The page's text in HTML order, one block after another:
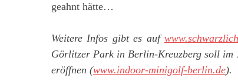
geahnt hätte…
Weitere Infos gibt es auf
Görlitzer Park in Berlin-Kreuzberg soll
eröffnen (www.indoor-minigolf-berlin.de).